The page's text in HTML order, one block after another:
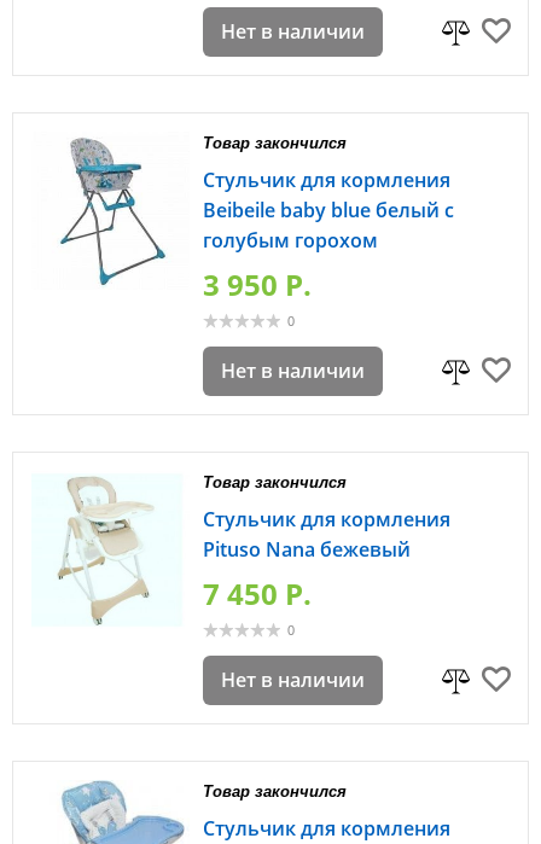
Нет в наличии
Товар закончился
Стульчик для кормления
Beibeile baby blue белый с
голубым горохом
3 950 P.
0
Нет в наличии
Товар закончился
Стульчик для кормления
Pituso Nana бежевый
7 450 P.
0
Нет в наличии
Товар закончился
Стульчик для кормления